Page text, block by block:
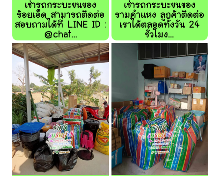
เช่ารถกระบะขนของ
ร้อยเอ็ด สามารถติดต่อ
สอบถามได้ที่ LINE ID :
@chat...
เช่ารถกระบะขนของ
รามคำแหง ลูกค้าติดต่อ
เราได้ตลอดทั้งวัน 24
ชั่วโมง...